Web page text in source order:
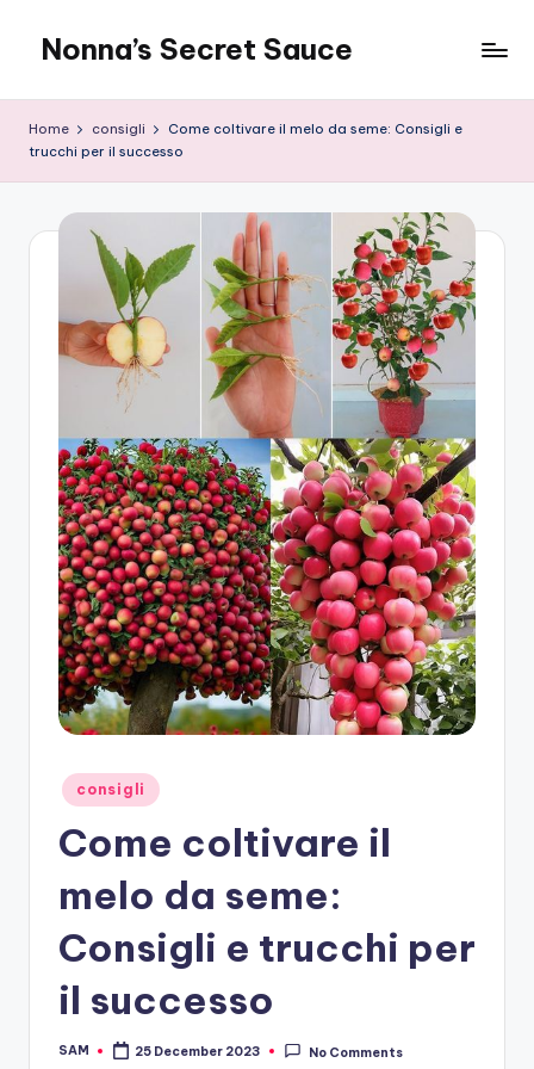
content
Nonna’s Secret Sauce
Home consigli
Come coltivare il melo da seme: Consigli e
trucchi per il successo
Posted
in
consigli
Come coltivare il
melo da seme:
Consigli e trucchi per
il successo
Posted
SAM 25 December 2023 No Comments